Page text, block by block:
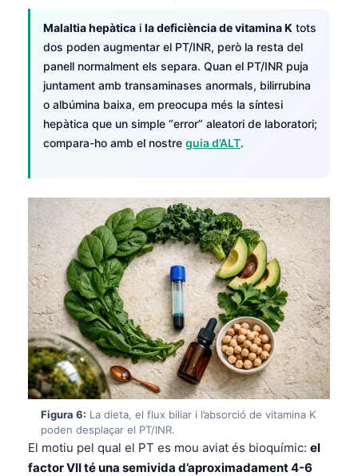
Malaltia hepàtica i la deficiència de vitamina K tots
dos poden augmentar el PT/INR, però la resta del
panell normalment els separa. Quan el PT/INR puja
juntament amb transaminases anormals, bilirrubina
o albúmina baixa, em preocupa més la síntesi
hepàtica que un simple “error” aleatori de laboratori;
compara-ho amb el nostre guia d’ALT.
Figura 6: La dieta, el flux biliar i l’absorció de vitamina K
poden desplaçar el PT/INR.
El motiu pel qual el PT es mou aviat és bioquímic: el
factor VII té una semivida d’aproximadament 4-6
Slovenčina
پښتو
سنڌي
සිංහල
অসমীয়া
Galego
Latviešu valoda
Македонски јазик
Euskara
Gàidhlig
العربية المغربية
Afrikaans
Монгол
ພາສາລາວ
Basa Jawa